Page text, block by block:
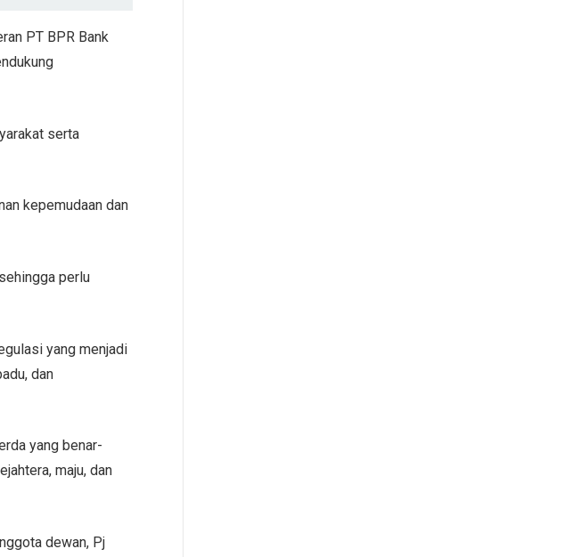
PT BPR Bank
serta
kepemudaan dan
perlu
yang menjadi
dan
yang benar-
maju, dan
dewan, Pj